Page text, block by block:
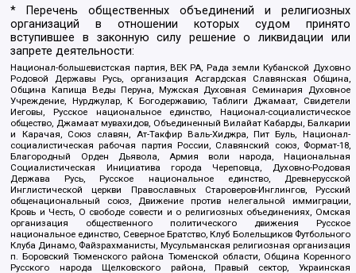
* Перечень общественных объединений и религиозных
организаций в отношении которых судом принято
вступившее в законную силу решение о ликвидации или
запрете деятельности:
Национал-большевистская партия, ВЕК РА, Рада земли Кубанской Духовно
Родовой Державы Русь, организация Асгардская Славянская Община,
Община Капища Веды Перуна, Мужская Духовная Семинария Духовное
Учреждение, Нурджулар, К Богодержавию, Таблиги Джамаат, Свидетели
Иеговы, Русское национальное единство, Национал-социалистическое
общество, Джамаат мувахидов, Объединенный Вилайат Кабарды, Балкарии
и Карачая, Союз славян, Ат-Такфир Валь-Хиджра, Пит Буль, Национал-
социалистическая рабочая партия России, Славянский союз, Формат-18,
Благородный Орден Дьявола, Армия воли народа, Национальная
Социалистическая Инициатива города Череповца, Духовно-Родовая
Держава Русь, Русское национальное единство, Древнерусской
Инглистической церкви Православных Староверов-Инглингов, Русский
общенациональный союз, Движение против нелегальной иммиграции,
Кровь и Честь, О свободе совести и о религиозных объединениях, Омская
организация общественного политического движения Русское
национальное единство, Северное Братство, Клуб Болельщиков Футбольного
Клуба Динамо, Файзрахманисты, Мусульманская религиозная организация
п. Боровский Тюменского района Тюменской области, Община Коренного
Русского народа Щелковского района, Правый сектор, Украинская